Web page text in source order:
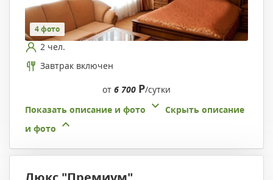
4 фото
2 чел.
Завтрак включен
от 6 700 Р/сутки
Показать описание и фото
Скрыть описание
и фото